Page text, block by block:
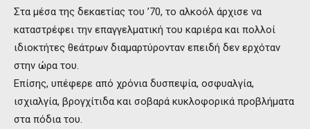
Στα μέσα της δεκαετίας του ’70, το αλκοόλ άρχισε να
καταστρέφει την επαγγελματική του καριέρα και πολλοί
ιδιοκτήτες θεάτρων διαμαρτύρονταν επειδή δεν ερχόταν
στην ώρα του.
Επίσης, υπέφερε από χρόνια δυσπεψία, οσφυαλγία,
ισχιαλγία, βρογχίτιδα και σοβαρά κυκλοφορικά προβλήματα
στα πόδια του.